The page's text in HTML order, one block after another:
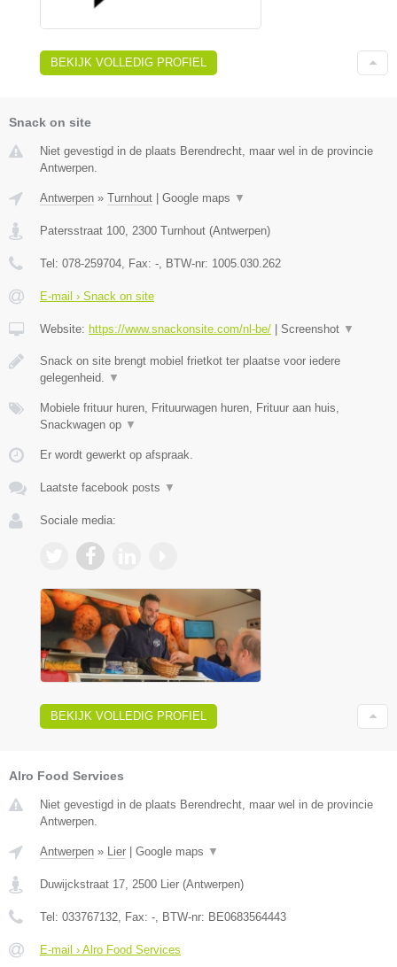
BEKIJK VOLLEDIG PROFIEL
Snack on site
Niet gevestigd in de plaats Berendrecht, maar wel in de provincie
Antwerpen.
Antwerpen » Turnhout Google maps ▼
Patersstraat 100, 2300 Turnhout (Antwerpen)
Tel: 078-259704, Fax: -, BTW-nr: 1005.030.262
E-mail › Snack on site
Website: https://www.snackonsite.com/nl-be/ Screenshot ▼
Snack on site brengt mobiel frietkot ter plaatse voor iedere
gelegenheid. ▼
Mobiele frituur huren, Frituurwagen huren, Frituur aan huis,
Snackwagen op ▼
Er wordt gewerkt op afspraak.
Laatste facebook posts ▼
Sociale media:
BEKIJK VOLLEDIG PROFIEL
Alro Food Services
Niet gevestigd in de plaats Berendrecht, maar wel in de provincie
Antwerpen.
Antwerpen » Lier Google maps ▼
Duwijckstraat 17, 2500 Lier (Antwerpen)
Tel: 033767132, Fax: -, BTW-nr: BE0683564443
E-mail › Alro Food Services